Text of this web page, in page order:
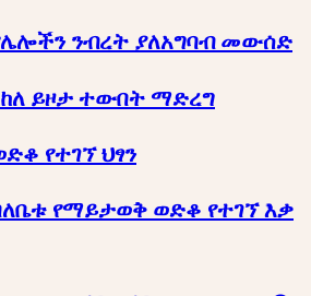
ንብረት ያለአግባብ መውሰድ
ይዞታ ተውበት ማድረግ
የተገኘ ህፃን
የማይታወቅ ወድቆ የተገኘ እቃ